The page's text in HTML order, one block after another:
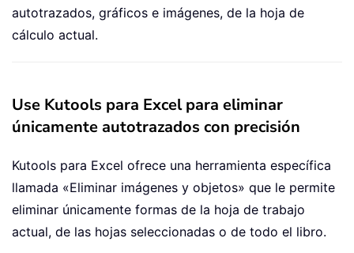
autotrazados, gráficos e imágenes, de la hoja de
cálculo actual.
Use Kutools para Excel para eliminar
únicamente autotrazados con precisión
Kutools para Excel ofrece una herramienta específica
llamada «Eliminar imágenes y objetos» que le permite
eliminar únicamente formas de la hoja de trabajo
actual, de las hojas seleccionadas o de todo el libro.